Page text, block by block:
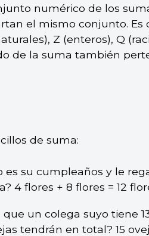
numérico de los
el mismo conjunto. Es
Z (enteros), Q
de la suma también
de suma:
su cumpleaños y le
4 flores + 8 flores = 12
un colega suyo tiene
tendrán en total? 15